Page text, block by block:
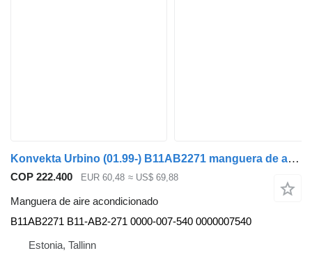
Konvekta Urbino (01.99-) B11AB2271 manguera de aire acondicionado para Solaris Urbino, Alpino, Vacanza (1999-) autobús
COP 222.400 EUR 60,48 ≈ US$ 69,88
Manguera de aire acondicionado
B11AB2271 B11-AB2-271 0000-007-540 0000007540
Estonia, Tallinn